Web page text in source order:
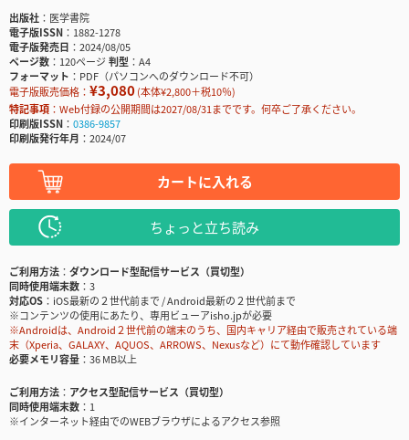
出版社
医学書院
電子版ISSN
1882-1278
電子版発売日
2024/08/05
ページ数
120ページ判型
A4
フォーマット
PDF（パソコンへのダウンロード不可）
電子版販売価格： ¥3,080(本体¥2,800＋税10％)
特記事項
Web付録の公開期間は2027/08/31までです。何卒ご了承ください。
印刷版ISSN
0386-9857
印刷版発行年月
2024/07
カートに入れる
ちょっと立ち読み
ご利用方法
ダウンロード型配信サービス（買切型）
同時使用端末数
3
対応OS
iOS最新の２世代前まで / Android最新の２世代前まで
※コンテンツの使用にあたり、専用ビューアisho.jpが必要
※Androidは、Android２世代前の端末のうち、国内キャリア経由で販売されている端
末（Xperia、GALAXY、AQUOS、ARROWS、Nexusなど）にて動作確認しています
必要メモリ容量
36 MB以上
ご利用方法
アクセス型配信サービス（買切型）
同時使用端末数
1
※インターネット経由でのWEBブラウザによるアクセス参照